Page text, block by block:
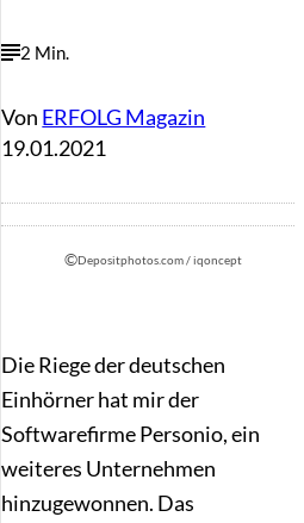
2 Min.
Von ERFOLG Magazin
19.01.2021
©Depositphotos.com / iqoncept
Die Riege der deutschen
Einhörner hat mir der
Softwarefirme Personio, ein
weiteres Unternehmen
hinzugewonnen. Das